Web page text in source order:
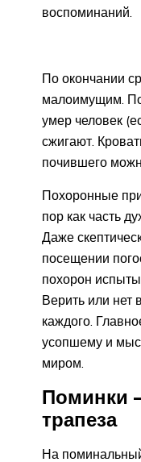
воспоминаний.
По окончании
малоимущим.
умер человек
сжигают.
почившего
Похоронные
пор как часть
Даже
посещении
похорон
Верить или нет
каждого.
усопшему и
миром.
Поминки
трапеза
На